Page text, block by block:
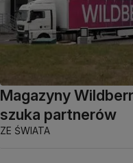
Magazyny
szuka partnerów
ZE ŚWIATA